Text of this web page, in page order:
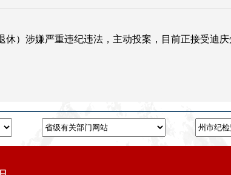
）涉嫌严重违纪违法，主动投案，目前正接受迪